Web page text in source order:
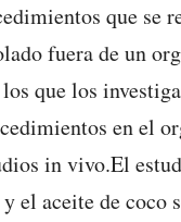
que se
fuera de un
que los
en el
in vivo.El
el aceite de coco